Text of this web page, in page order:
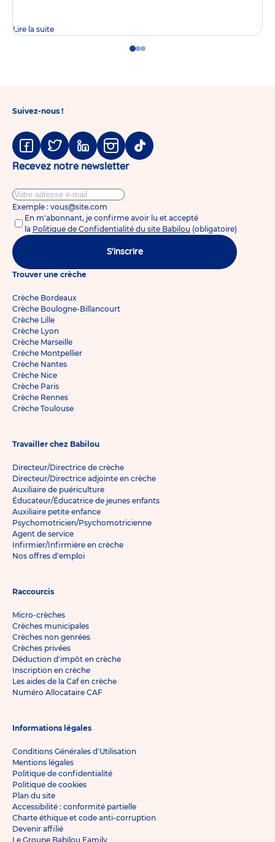
Lire la suite
GoGoGo
Suivez-nous !
Facebook
TwitterLinkedinInstagram
Tiktok
Recevez notre newsletter
Exemple : vous@site.com
En m'abonnant, je confirme avoir lu et accepté
la Politique de Confidentialité du site Babilou (obligatoire)
S'inscrire
Trouver une crèche
Crèche Bordeaux
Crèche Boulogne-Billancourt
Crèche Lille
Crèche Lyon
Crèche Marseille
Crèche Montpellier
Crèche Nantes
Crèche Nice
Crèche Paris
Crèche Rennes
Crèche Toulouse
Travailler chez Babilou
Directeur/Directrice de crèche
Directeur/Directrice adjointe en crèche
Auxiliaire de puériculture
Éducateur/Éducatrice de jeunes enfants
Auxiliaire petite enfance
Psychomotricien/Psychomotricienne
Agent de service
Infirmier/Infirmière en crèche
Nos offres d'emploi
Raccourcis
Micro-crèches
Crèches municipales
Crèches non genrées
Crèches privées
Déduction d'impôt en crèche
Inscription en crèche
Les aides de la Caf en crèche
Numéro Allocataire CAF
Informations légales
Conditions Générales d'Utilisation
Mentions légales
Politique de confidentialité
Politique de cookies
Plan du site
Accessibilité : conformité partielle
Charte éthique et code anti-corruption
Devenir affilié
Le Groupe Babilou Family